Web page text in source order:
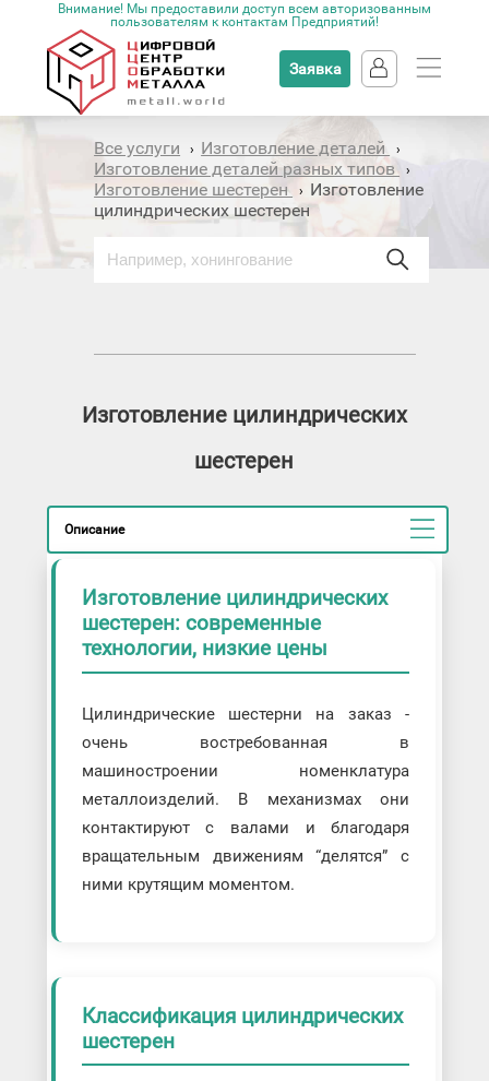
Внимание! Мы предоставили доступ всем авторизованным
пользователям к контактам Предприятий!
Заявка
Все услуги › Изготовление деталей ›
Изготовление деталей разных типов ›
Изготовление шестерен › Изготовление
цилиндрических шестерен
Изготовление цилиндрических
шестерен
Описание
Изготовление цилиндрических
шестерен: современные
технологии, низкие цены
Цилиндрические шестерни на заказ -
очень востребованная в
машиностроении номенклатура
металлоизделий. В механизмах они
контактируют с валами и благодаря
вращательным движениям “делятся” с
ними крутящим моментом.
Классификация цилиндрических
шестерен